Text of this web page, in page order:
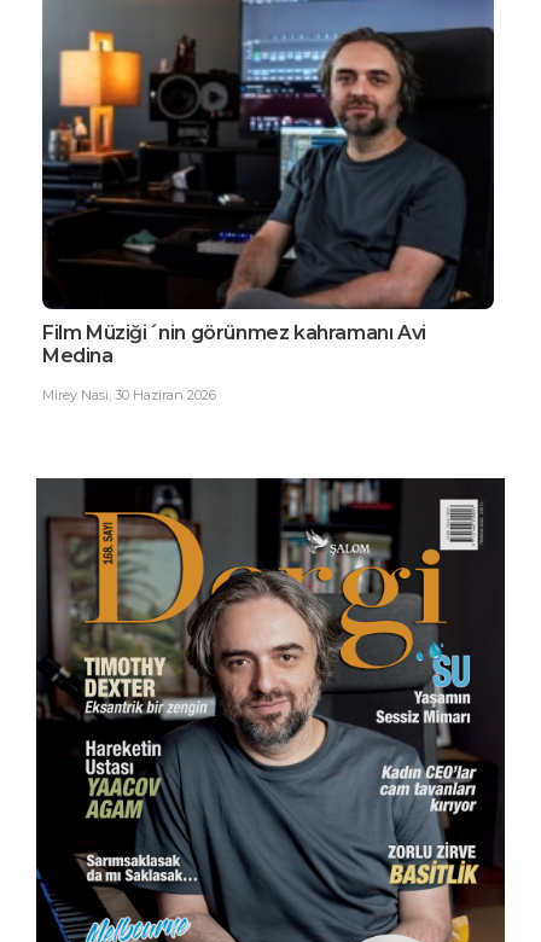
Film Müziği´nin görünmez kahramanı Avi
Medina
Mirey Nasi 30 Haziran 2026
Son sayısı çıktı!